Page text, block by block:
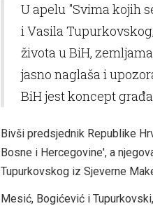
U apelu "Svima kojih
i Vasila
života u BiH,
jasno naglaša i
BiH jest koncept
Bivši predsjednik Republike
Bosne i Hercegovine', a
Tupurkovskog iz Sjeverne
Mesić, Bogićević i